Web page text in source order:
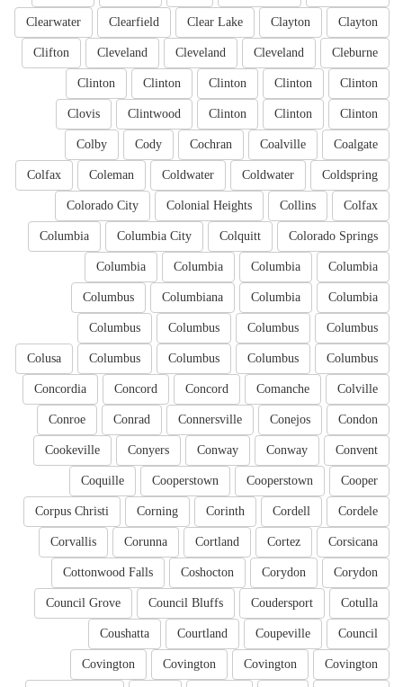
Clayton
Clayton
Clear Lake
Clearfield
Clearwater
Cleburne
Cleveland
Cleveland
Cleveland
Clifton
Clinton
Clinton
Clinton
Clinton
Clinton
Clinton
Clinton
Clinton
Clintwood
Clovis
Coalgate
Coalville
Cochran
Cody
Colby
Coldspring
Coldwater
Coldwater
Coleman
Colfax
Colfax
Collins
Colonial Heights
Colorado City
Colorado Springs
Colquitt
Columbia City
Columbia
Columbia
Columbia
Columbia
Columbia
Columbia
Columbia
Columbiana
Columbus
Columbus
Columbus
Columbus
Columbus
Columbus
Columbus
Columbus
Columbus
Colusa
Colville
Comanche
Concord
Concord
Concordia
Condon
Conejos
Connersville
Conrad
Conroe
Convent
Conway
Conway
Conyers
Cookeville
Cooper
Cooperstown
Cooperstown
Coquille
Cordele
Cordell
Corinth
Corning
Corpus Christi
Corsicana
Cortez
Cortland
Corunna
Corvallis
Corydon
Corydon
Coshocton
Cottonwood Falls
Cotulla
Coudersport
Council Bluffs
Council Grove
Council
Coupeville
Courtland
Coushatta
Covington
Covington
Covington
Covington